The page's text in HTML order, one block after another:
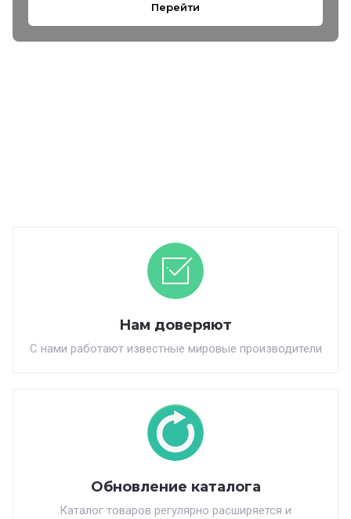
Перейти
Нам доверяют
С нами работают известные мировые производители
Обновление каталога
Каталог товаров регулярно расширяется и